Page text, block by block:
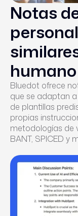
Notas
humano
Bluedot ofrece
que se adaptan
de plantillas
propias
metodologías de
BANT, SPICED y